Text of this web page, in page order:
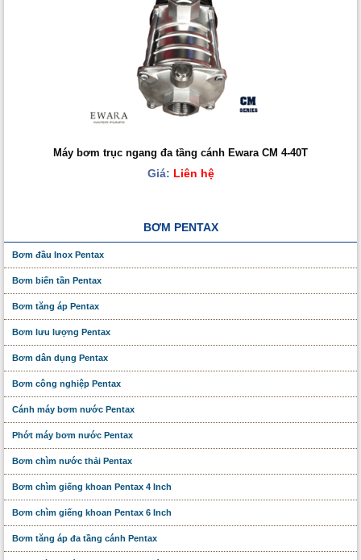
Máy bơm trục ngang đa tầng cánh Ewara CM 4-40T
Giá: Liên hệ
BƠM PENTAX
Bơm đầu Inox Pentax
Bơm biến tần Pentax
Bơm tăng áp Pentax
Bơm lưu lượng Pentax
Bơm dân dụng Pentax
Bơm công nghiệp Pentax
Cánh máy bơm nước Pentax
Phớt máy bơm nước Pentax
Bơm chìm nước thải Pentax
Bơm chìm giếng khoan Pentax 4 Inch
Bơm chìm giếng khoan Pentax 6 Inch
Bơm tăng áp đa tầng cánh Pentax